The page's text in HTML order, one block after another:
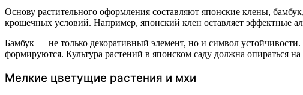
Основу растительного оформления составляют японские клены,
крошечных условий. Например, японский клен оставляет эффектные
Бамбук — не только декоративный элемент, но и символ
формируются. Культура растений в японском саду должна опираться
Мелкие цветущие растения и мхи